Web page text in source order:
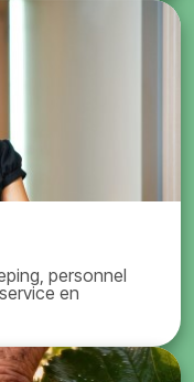
personnel
en